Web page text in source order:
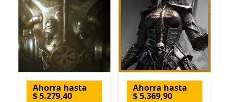
Ahorra hasta
$ 5.279,40
Ahorra hasta
$ 5.369,90